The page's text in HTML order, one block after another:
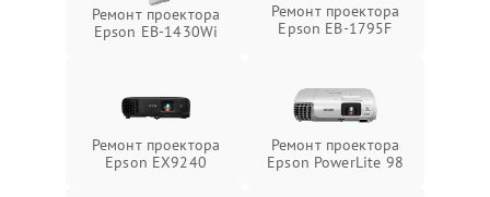
Ремонт проектора
Epson EB-1430Wi
Ремонт проектора
Epson EB-1795F
Ремонт проектора
Epson EX9240
Ремонт проектора
Epson PowerLite 98